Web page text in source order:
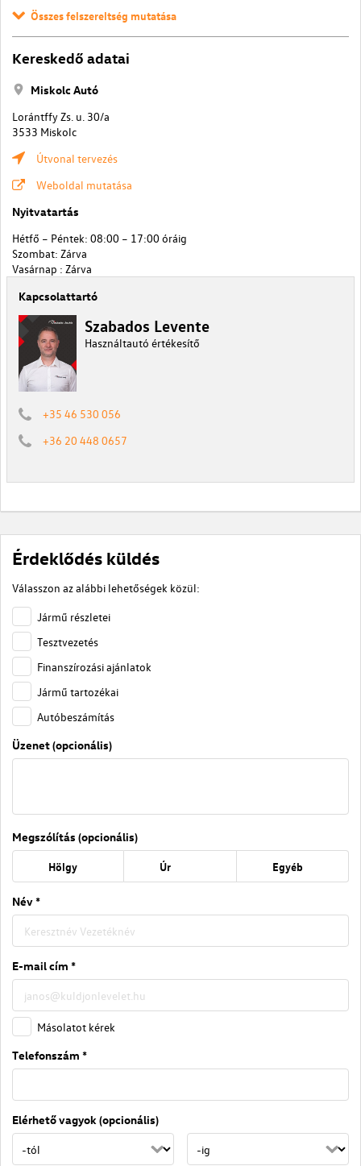
Összes felszereltség mutatása
Kereskedő adatai
Miskolc Autó
Lorántffy Zs. u. 30/a
3533 Miskolc
Útvonal tervezés
Weboldal mutatása
Nyitvatartás
Hétfő – Péntek: 08:00 – 17:00 óráig
Szombat: Zárva
Vasárnap : Zárva
Kapcsolattartó
Szabados Levente
Használtautó értékesítő
+35 46 530 056
+36 20 448 0657
Érdeklődés küldés
Válasszon az alábbi lehetőségek közül:
Jármű részletei
Tesztvezetés
Finanszírozási ajánlatok
Jármű tartozékai
Autóbeszámítás
Üzenet (opcionális)
Megszólítás (opcionális)
Hölgy Úr Egyéb
Név *
E-mail cím *
Másolatot kérek
Telefonszám *
Elérhető vagyok (opcionális)